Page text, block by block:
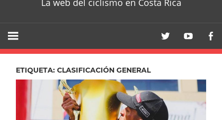
La web del ciclismo en Costa Rica
ETIQUETA: CLASIFICACIÓN GENERAL